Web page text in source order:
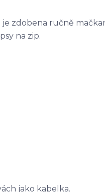
je zdobena ručně
na zip.
jako kabelka.